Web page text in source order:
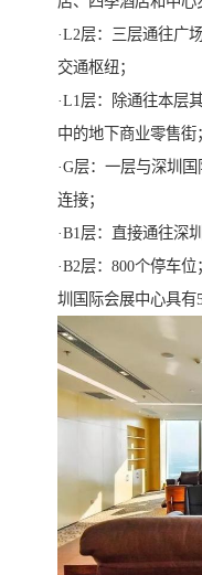
·L2层：三层通往广
交通枢纽；
·L1层：除通往本层
中的地下商业零售街；
·G层：一层与深圳
连接；
·B1层：直接通往深
·B2层：800个停车
圳国际会展中心具有